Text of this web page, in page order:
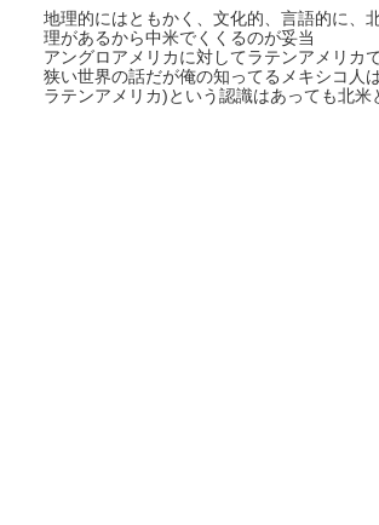
地理的にはともかく、文化的、言語的に、
理があるから中米でくくるのが妥当
アングロアメリカに対してラテンアメリカ
狭い世界の話だが俺の知ってるメキシコ人
ラテンアメリカ)という認識はあっても北米